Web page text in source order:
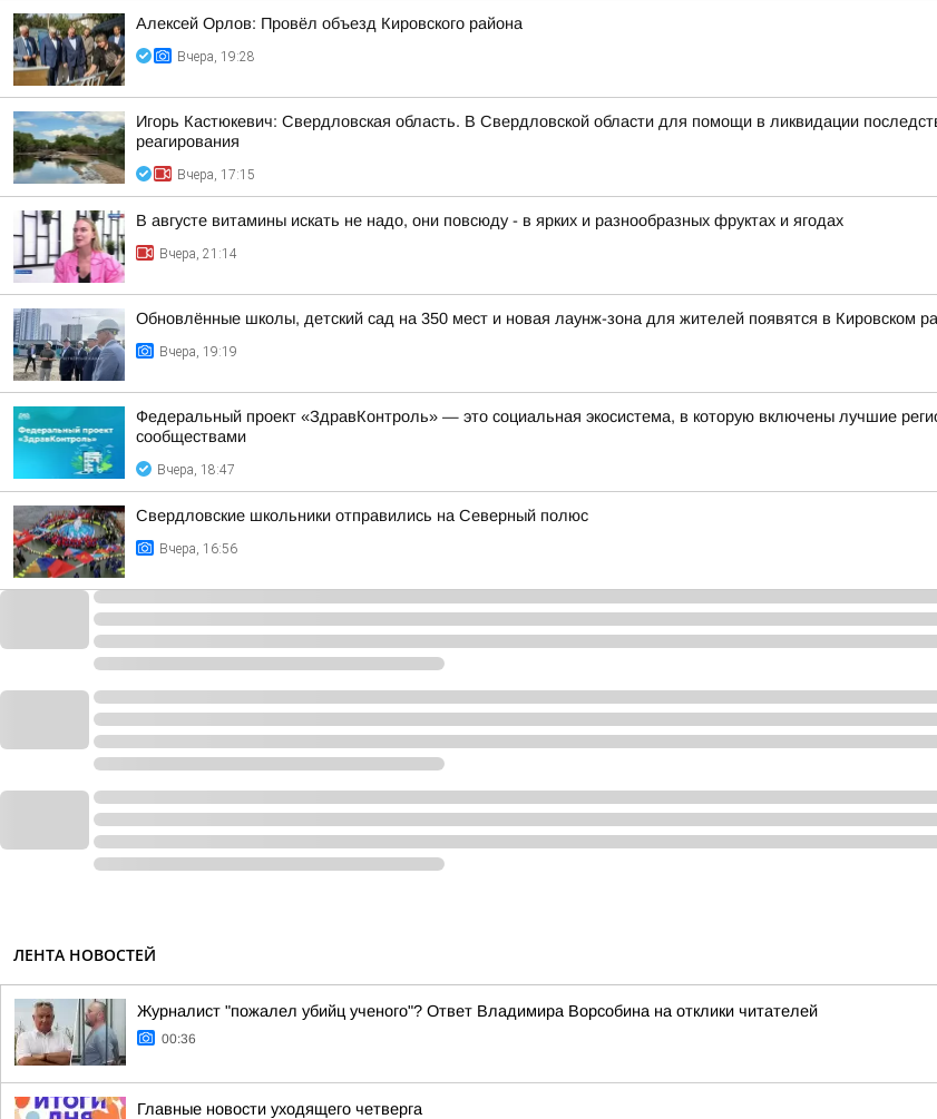
Алексей Орлов: Провёл объезд Кировского района
Вчера, 19:28
Игорь Кастюкевич: Свердловская область. В Свердловской области для помощи в ликвидации
реагирования
Вчера, 17:15
В августе витамины искать не надо, они повсюду - в ярких и разнообразных фруктах и ягодах
Вчера, 21:14
Обновлённые школы, детский сад на 350 мест и новая лаунж-зона для жителей появятся в Кировском
Вчера, 19:19
Федеральный проект «ЗдравКонтроль» — это социальная экосистема, в которую включены лучшие
сообществами
Вчера, 18:47
Свердловские школьники отправились на Северный полюс
Вчера, 16:56
ЛЕНТА НОВОСТЕЙ
Журналист "пожалел убийц ученого"? Ответ Владимира Ворсобина на отклики читателей
00:36
Главные новости уходящего четверга